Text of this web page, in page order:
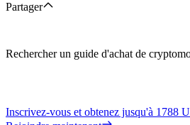
Partager
Rechercher un guide d'achat de
Inscrivez-vous et obtenez jusqu'à 1788